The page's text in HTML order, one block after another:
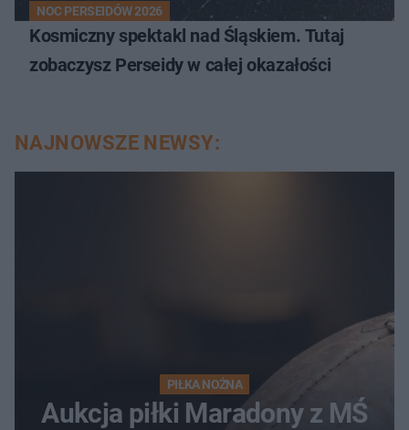
NOC PERSEIDÓW 2026
Kosmiczny spektakl nad Śląskiem. Tutaj
zobaczysz Perseidy w całej okazałości
NAJNOWSZE NEWSY:
PIŁKA NOŻNA
Aukcja piłki Maradony z MŚ